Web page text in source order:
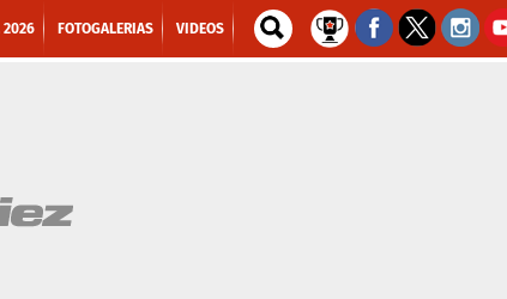
2026 FOTOGALERIAS VIDEOS